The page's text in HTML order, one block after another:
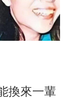
換來一輩